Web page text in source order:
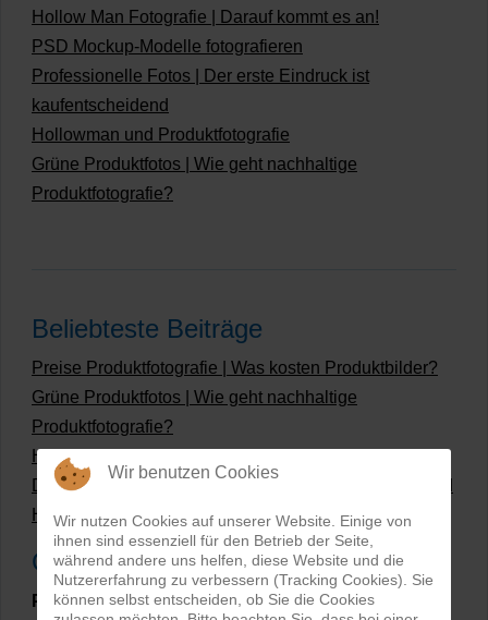
Hollow Man Fotografie | Darauf kommt es an!
PSD Mockup-Modelle fotografieren
Professionelle Fotos | Der erste Eindruck ist
kaufentscheidend
Hollowman und Produktfotografie
Grüne Produktfotos | Wie geht nachhaltige
Produktfotografie?
Beliebteste Beiträge
Preise Produktfotografie | Was kosten Produktbilder?
Grüne Produktfotos | Wie geht nachhaltige
Produktfotografie?
Hollow Man Fotografie | Darauf kommt es an!
Dateiformate und Bilder mit transparentem Hintergrund
Hollowman und Produktfotografie
Google Rezensionen
PRO-ducto GmbH, Fotografie und Bildbearbeitung in
Wir benutzen Cookies
Wir nutzen Cookies auf unserer Website. Einige von
ihnen sind essenziell für den Betrieb der Seite,
während andere uns helfen, diese Website und die
Nutzererfahrung zu verbessern (Tracking Cookies). Sie
können selbst entscheiden, ob Sie die Cookies